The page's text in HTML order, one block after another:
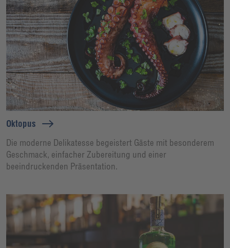
Oktopus
Die moderne Delikatesse begeistert Gäste mit besonderem
Geschmack, einfacher Zubereitung und einer
beeindruckenden Präsentation.